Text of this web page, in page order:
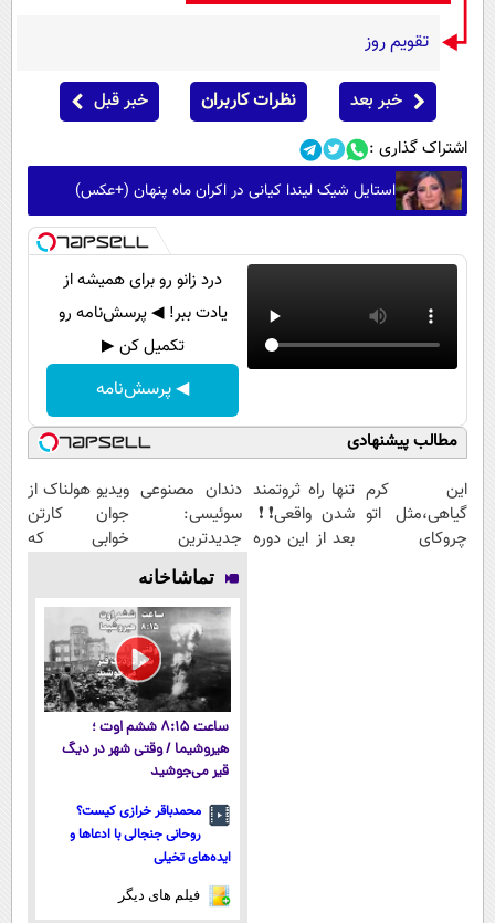
تقویم روز
خبر بعد نظرات کاربران خبر قبل
اشتراک گذاری :
استایل شیک لیندا کیانی در اکران ماه پنهان (+عکس)
درد زانو رو برای همیشه از
یادت ببر! ◀ پرسش‌نامه رو
تکمیل کن ▶
◀ پرسش‌نامه
مطالب پیشنهادی
این کرم
گیاهی،مثل اتو
چروکای
تنها راه ثروتمند
شدن واقعی❗❗
بعد از این دوره
دندان مصنوعی
سوئیسی:
جدیدترین
فناوری اروپا،
سبک و مقاوم |
پرداخت قسطی
ویدیو هولناک از
جوان کارتن
خوابی که
تماشاخانه
ساعت ۸:۱۵ ششم اوت ؛
هیروشیما / وقتی شهر در دیگ
قیر می‌جوشید
محمدباقر خرازی کیست؟
روحانی جنجالی با ادعاها و
ایده‌های تخیلی
فیلم های دیگر